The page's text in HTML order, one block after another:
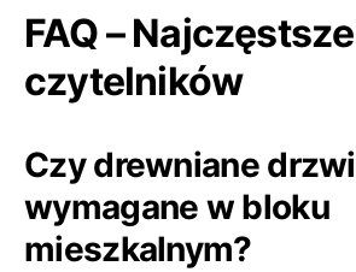
FAQ –
czytelników
Czy drewniane
wymagane w bloku
mieszkalnym?